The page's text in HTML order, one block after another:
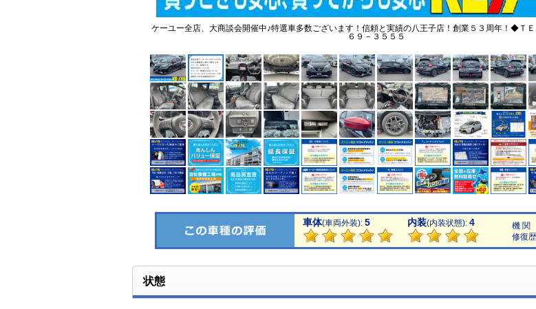
ケーユー全店、大商談会開催中♪特選車多数ございます！信頼と実績の八王子店！創業５３周年！◆ＴＥ
６９－３５５５
車体(車両外装): 5 内装(内装状態): 4
機 関
修復歴
状態